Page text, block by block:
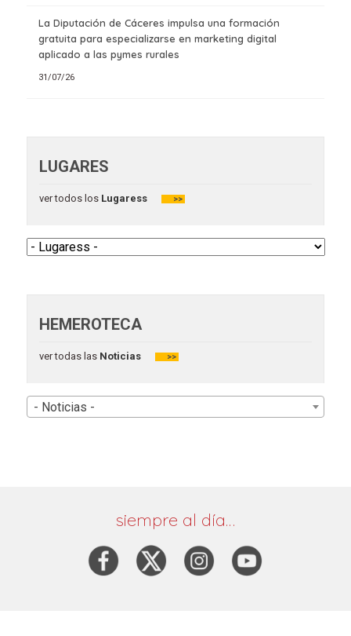
La Diputación de Cáceres impulsa una formación
gratuita para especializarse en marketing digital
aplicado a las pymes rurales
31/07/26
LUGARES
ver todos losLugaress >>
HEMEROTECA
ver todas lasNoticias >>
- Noticias -
siempre al día…